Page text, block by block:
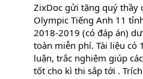
ZixDoc gửi tặng quý thầy
Olympic Tiếng Anh 11
2018-2019 (có đáp án)
toàn miễn phí. Tài liệu có
luận, trắc nghiệm giúp
tốt cho kì thi sắp tới .